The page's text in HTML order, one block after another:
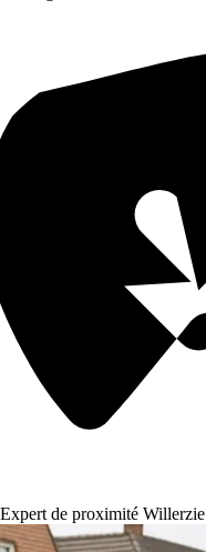
Expert de proximité Willerzie